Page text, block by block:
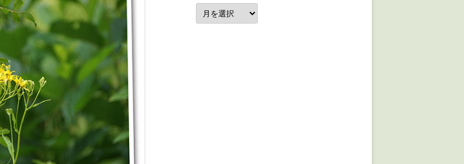
ア
ー
カ